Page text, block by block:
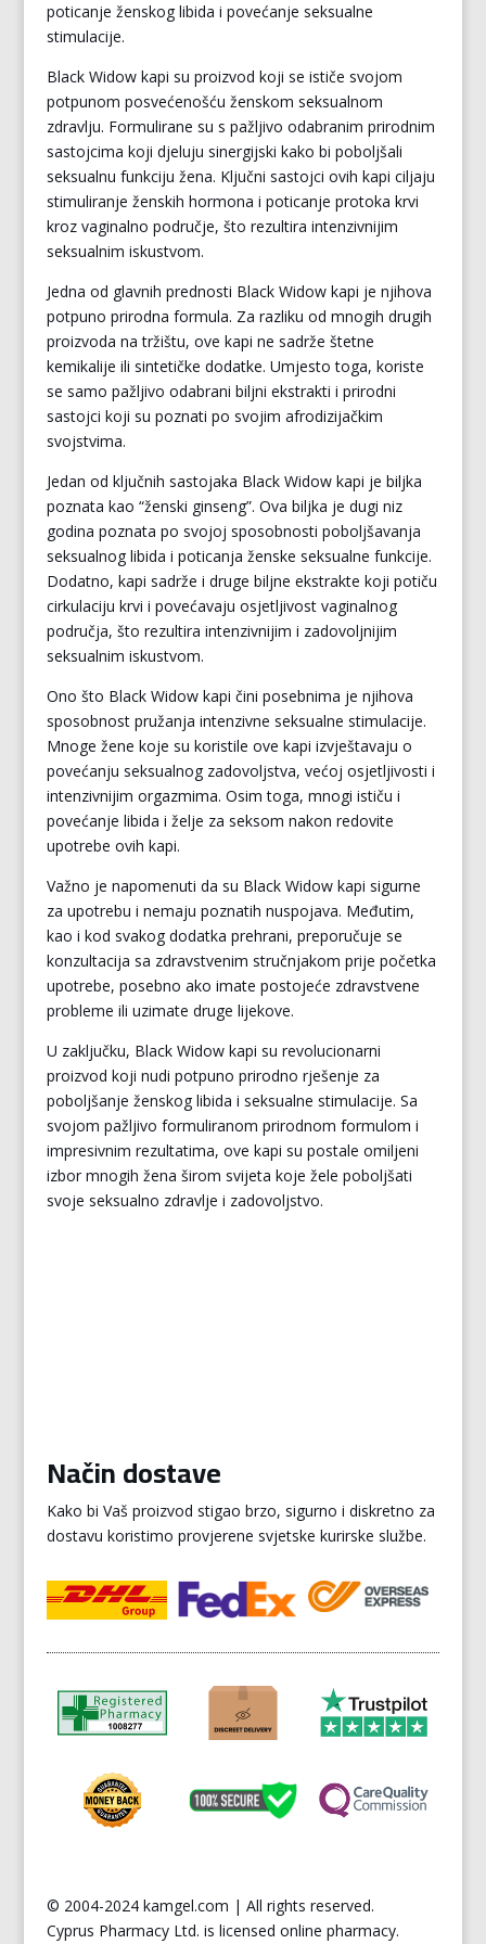
poticanje ženskog libida i povećanje seksualne
stimulacije.
Black Widow kapi su proizvod koji se ističe svojom
potpunom posvećenošću ženskom seksualnom
zdravlju. Formulirane su s pažljivo odabranim prirodnim
sastojcima koji djeluju sinergijski kako bi poboljšali
seksualnu funkciju žena. Ključni sastojci ovih kapi ciljaju
stimuliranje ženskih hormona i poticanje protoka krvi
kroz vaginalno područje, što rezultira intenzivnijim
seksualnim iskustvom.
Jedna od glavnih prednosti Black Widow kapi je njihova
potpuno prirodna formula. Za razliku od mnogih drugih
proizvoda na tržištu, ove kapi ne sadrže štetne
kemikalije ili sintetičke dodatke. Umjesto toga, koriste
se samo pažljivo odabrani biljni ekstrakti i prirodni
sastojci koji su poznati po svojim afrodizijačkim
svojstvima.
Jedan od ključnih sastojaka Black Widow kapi je biljka
poznata kao “ženski ginseng”. Ova biljka je dugi niz
godina poznata po svojoj sposobnosti poboljšavanja
seksualnog libida i poticanja ženske seksualne funkcije.
Dodatno, kapi sadrže i druge biljne ekstrakte koji potiču
cirkulaciju krvi i povećavaju osjetljivost vaginalnog
područja, što rezultira intenzivnijim i zadovoljnijim
seksualnim iskustvom.
Ono što Black Widow kapi čini posebnima je njihova
sposobnost pružanja intenzivne seksualne stimulacije.
Mnoge žene koje su koristile ove kapi izvještavaju o
povećanju seksualnog zadovoljstva, većoj osjetljivosti i
intenzivnijim orgazmima. Osim toga, mnogi ističu i
povećanje libida i želje za seksom nakon redovite
upotrebe ovih kapi.
Važno je napomenuti da su Black Widow kapi sigurne
za upotrebu i nemaju poznatih nuspojava. Međutim,
kao i kod svakog dodatka prehrani, preporučuje se
konzultacija sa zdravstvenim stručnjakom prije početka
upotrebe, posebno ako imate postojeće zdravstvene
probleme ili uzimate druge lijekove.
U zaključku, Black Widow kapi su revolucionarni
proizvod koji nudi potpuno prirodno rješenje za
poboljšanje ženskog libida i seksualne stimulacije. Sa
svojom pažljivo formuliranom prirodnom formulom i
impresivnim rezultatima, ove kapi su postale omiljeni
izbor mnogih žena širom svijeta koje žele poboljšati
svoje seksualno zdravlje i zadovoljstvo.
Način dostave
Kako bi Vaš proizvod stigao brzo, sigurno i diskretno za
dostavu koristimo provjerene svjetske kurirske službe.
© 2004-2024 kamgel.com | All rights reserved.
Cyprus Pharmacy Ltd. is licensed online pharmacy.